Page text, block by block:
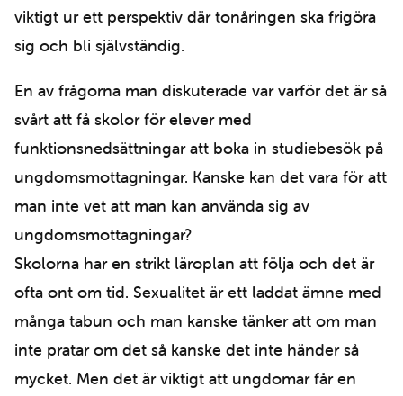
viktigt ur ett perspektiv där tonåringen ska frigöra
sig och bli självständig.
En av frågorna man diskuterade var varför det är så
svårt att få skolor för elever med
funktionsnedsättningar att boka in studiebesök på
ungdomsmottagningar. Kanske kan det vara för att
man inte vet att man kan använda sig av
ungdomsmottagningar?
Skolorna har en strikt läroplan att följa och det är
ofta ont om tid. Sexualitet är ett laddat ämne med
många tabun och man kanske tänker att om man
inte pratar om det så kanske det inte händer så
mycket. Men det är viktigt att ungdomar får en